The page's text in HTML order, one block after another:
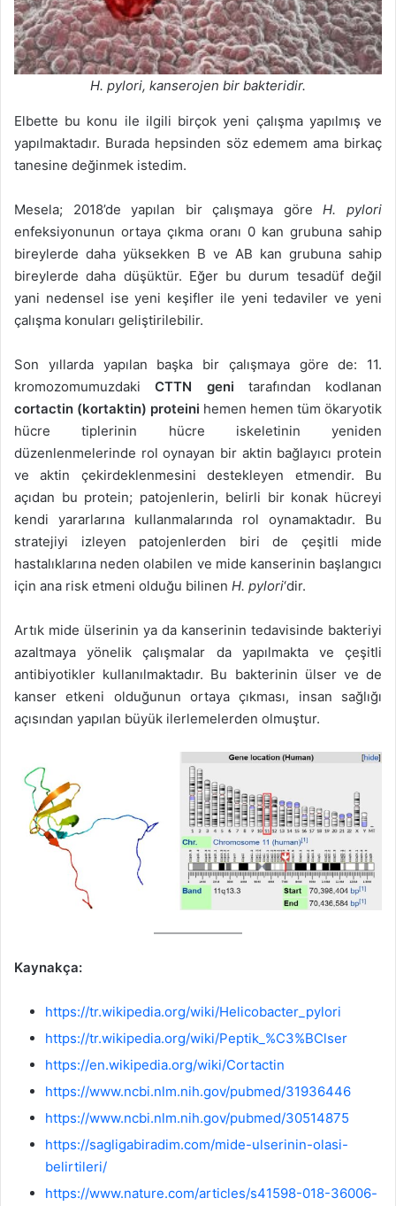
H. pylori, kanserojen bir bakteridir.
Elbette bu konu ile ilgili birçok yeni çalışma yapılmış ve
yapılmaktadır. Burada hepsinden söz edemem ama birkaç
tanesine değinmek istedim.
Mesela; 2018’de yapılan bir çalışmaya göreH. pylori
enfeksiyonunun ortaya çıkma oranı 0 kan grubuna sahip
bireylerde daha yüksekken B ve AB kan grubuna sahip
bireylerde daha düşüktür. Eğer bu durum tesadüf değil
yani nedensel ise yeni keşifler ile yeni tedaviler ve yeni
çalışma konuları geliştirilebilir.
Son yıllarda yapılan başka bir çalışmaya göre de: 11.
kromozomumuzdakiCTTN geni tarafından kodlanan
cortactin (kortaktin) proteini hemen hemen tüm ökaryotik
hücre tiplerinin hücre iskeletinin yeniden
düzenlenmelerinde rol oynayan bir aktin bağlayıcı protein
ve aktin çekirdeklenmesini destekleyen etmendir. Bu
açıdan bu protein; patojenlerin, belirli bir konak hücreyi
kendi yararlarına kullanmalarında rol oynamaktadır. Bu
stratejiyi izleyen patojenlerden biri de çeşitli mide
hastalıklarına neden olabilen ve mide kanserinin başlangıcı
için ana risk etmeni olduğu bilinen H. pylori‘dir.
Artık mide ülserinin ya da kanserinin tedavisinde bakteriyi
azaltmaya yönelik çalışmalar da yapılmakta ve çeşitli
antibiyotikler kullanılmaktadır. Bu bakterinin ülser ve de
kanser etkeni olduğunun ortaya çıkması, insan sağlığı
açısından yapılan büyük ilerlemelerden olmuştur.
Kaynakça:
https://tr.wikipedia.org/wiki/Helicobacter_pylori
https://tr.wikipedia.org/wiki/Peptik_%C3%BClser
https://en.wikipedia.org/wiki/Cortactin
https://www.ncbi.nlm.nih.gov/pubmed/31936446
https://www.ncbi.nlm.nih.gov/pubmed/30514875
https://sagligabiradim.com/mide-ulserinin-olasi-
belirtileri/
https://www.nature.com/articles/s41598-018-36006-